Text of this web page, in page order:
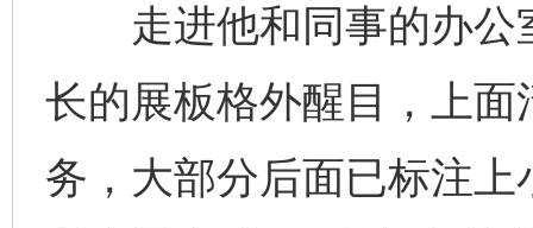
走进他和同事的办公
长的展板格外醒目，上
务，大部分后面已标注上